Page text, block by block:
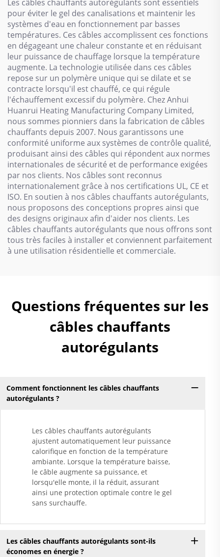
Les câbles chauffants autorégulants sont essentiels
pour éviter le gel des canalisations et maintenir les
systèmes d'eau en fonctionnement par basses
températures. Ces câbles accomplissent ces fonctions
en dégageant une chaleur constante et en réduisant
leur puissance de chauffage lorsque la température
augmente. La technologie utilisée dans ces câbles
repose sur un polymère unique qui se dilate et se
contracte lorsqu'il est chauffé, ce qui régule
l'échauffement excessif du polymère. Chez Anhui
Huanrui Heating Manufacturing Company Limited,
nous sommes pionniers dans la fabrication de câbles
chauffants depuis 2007. Nous garantissons une
conformité uniforme aux systèmes de contrôle qualité,
produisant ainsi des câbles qui répondent aux normes
internationales de sécurité et de performance exigées
par nos clients. Nos câbles sont reconnus
internationalement grâce à nos certifications UL, CE et
ISO. En soutien à nos câbles chauffants autorégulants,
nous proposons des conceptions propres ainsi que
des designs originaux afin d'aider nos clients. Les
câbles chauffants autorégulants que nous offrons sont
tous très faciles à installer et conviennent parfaitement
à une utilisation résidentielle et commerciale.
Questions fréquentes sur les
câbles chauffants
autorégulants
Comment fonctionnent les câbles chauffants
autorégulants ?
Les câbles chauffants autorégulants
ajustent automatiquement leur puissance
calorifique en fonction de la température
ambiante. Lorsque la température baisse,
le câble augmente sa puissance, et
lorsqu'elle monte, il la réduit, assurant
ainsi une protection optimale contre le gel
sans surchauffe.
Les câbles chauffants autorégulants sont-ils
économes en énergie ?